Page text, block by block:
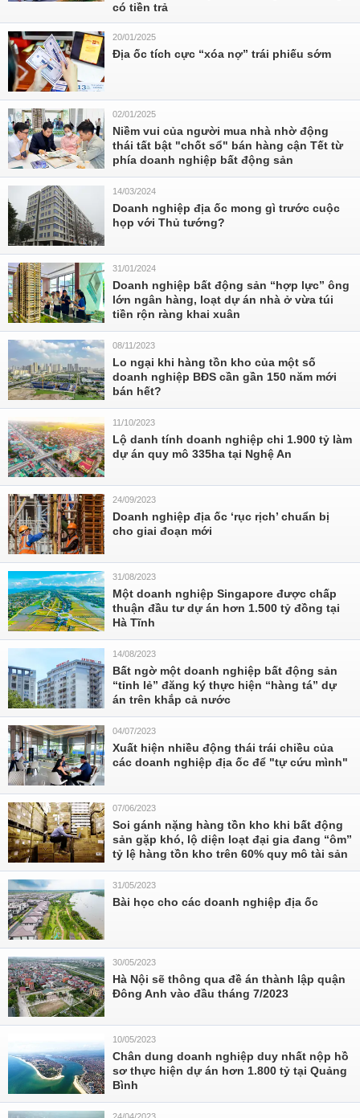
có tiền trả
20/01/2025
Địa ốc tích cực “xóa nợ” trái phiếu sớm
02/01/2025
Niềm vui của người mua nhà nhờ động
thái tất bật "chốt sổ" bán hàng cận Tết từ
phía doanh nghiệp bất động sản
14/03/2024
Doanh nghiệp địa ốc mong gì trước cuộc
họp với Thủ tướng?
31/01/2024
Doanh nghiệp bất động sản “hợp lực” ông
lớn ngân hàng, loạt dự án nhà ở vừa túi
tiền rộn ràng khai xuân
08/11/2023
Lo ngại khi hàng tồn kho của một số
doanh nghiệp BĐS cần gần 150 năm mới
bán hết?
11/10/2023
Lộ danh tính doanh nghiệp chi 1.900 tỷ làm
dự án quy mô 335ha tại Nghệ An
24/09/2023
Doanh nghiệp địa ốc ‘rục rịch’ chuẩn bị
cho giai đoạn mới
31/08/2023
Một doanh nghiệp Singapore được chấp
thuận đầu tư dự án hơn 1.500 tỷ đồng tại
Hà Tĩnh
14/08/2023
Bất ngờ một doanh nghiệp bất động sản
“tỉnh lẻ” đăng ký thực hiện “hàng tá” dự
án trên khắp cả nước
04/07/2023
Xuất hiện nhiều động thái trái chiều của
các doanh nghiệp địa ốc để "tự cứu mình"
07/06/2023
Soi gánh nặng hàng tồn kho khi bất động
sản gặp khó, lộ diện loạt đại gia đang “ôm”
tỷ lệ hàng tồn kho trên 60% quy mô tài sản
31/05/2023
Bài học cho các doanh nghiệp địa ốc
30/05/2023
Hà Nội sẽ thông qua đề án thành lập quận
Đông Anh vào đầu tháng 7/2023
10/05/2023
Chân dung doanh nghiệp duy nhất nộp hồ
sơ thực hiện dự án hơn 1.800 tỷ tại Quảng
Bình